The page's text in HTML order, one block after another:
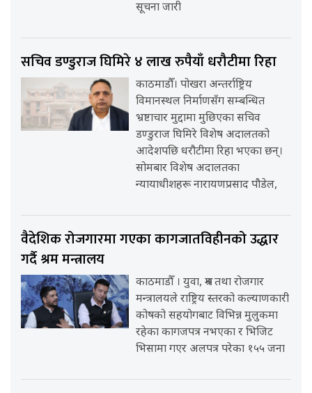
सूचना जारी
सचिव डण्डुराज घिमिरे ४ लाख रुपैयाँ धरौटीमा रिहा
काठमाडौँ। पोखरा अन्तर्राष्ट्रिय
विमानस्थल निर्माणसँग सम्बन्धित
भ्रष्टाचार मुद्दामा मुछिएका सचिव
डण्डुराज घिमिरे विशेष अदालतको
आदेशपछि धरौटीमा रिहा भएका छन्।
सोमबार विशेष अदालतका
न्यायाधीशहरू नारायणप्रसाद पौडेल,
वैदेशिक रोजगारमा गएका कागजातविहीनको उद्धार
गर्दै श्रम मन्त्रालय
काठमाडौँ । युवा, श्रम तथा रोजगार
मन्त्रालयले राष्ट्रिय स्तरको कल्याणकारी
कोषको सहयोगबाट विभिन्न मुलुकमा
रहेका कागजपत्र नभएका र भिजिट
भिसामा गएर अलपत्र परेका १५५ जना